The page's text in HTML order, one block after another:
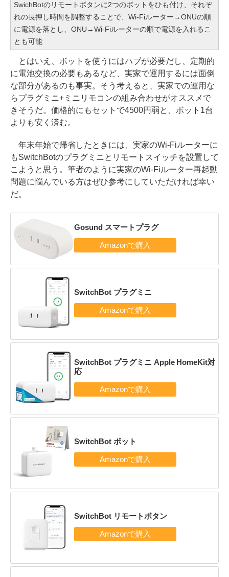
SwichBotのリモートボタンに2つのボットをひも付け、それぞ
れの長押し時間を調整することで、Wi-Fiルーター→ONUの順
に電源を落とし、ONU→Wi-Fiルーターの順で電源を入れるこ
とも可能
とはいえ、ボットを使うにはハブが必要だし、定期的
に電池交換の必要もあるなど、実家で運用するには面倒
な部分があるのも事実。そう考えると、実家での運用な
らプラグミニ+ミニリモコンの組み合わせがオススメで
きそうだ。価格的にもセットで4500円弱と、ボット1台
よりも安く済む。
年末年始で帰省したときには、実家のWi-Fiルーターに
もSwitchBotのプラグミニとリモートスイッチを設置して
こようと思う。筆者のように実家のWi-Fiルーター再起動
問題に悩んでいる方はぜひ参考にしていただければ幸い
だ。
Gosund スマートプラグ
SwitchBot プラグミニ
SwitchBot プラグミニ Apple HomeKit対
応
SwitchBot ボット
SwitchBot リモートボタン